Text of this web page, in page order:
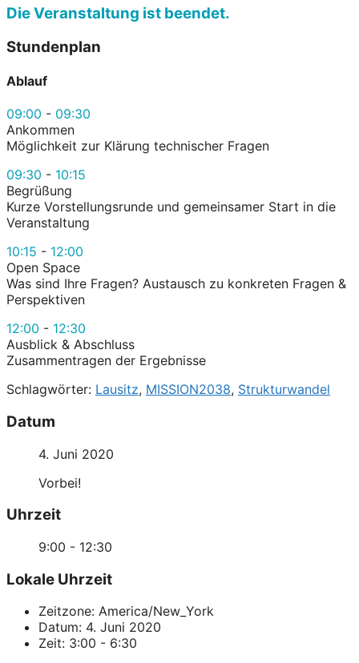
Die Veranstaltung ist beendet.
Stundenplan
Ablauf
09:00 - 09:30
Ankommen
Möglichkeit zur Klärung technischer Fragen
09:30 - 10:15
Begrüßung
Kurze Vorstellungsrunde und gemeinsamer Start in die
Veranstaltung
10:15 - 12:00
Open Space
Was sind Ihre Fragen? Austausch zu konkreten Fragen &
Perspektiven
12:00 - 12:30
Ausblick & Abschluss
Zusammentragen der Ergebnisse
Schlagwörter: Lausitz, MISSION2038, Strukturwandel
Datum
4. Juni 2020
Vorbei!
Uhrzeit
9:00 - 12:30
Lokale Uhrzeit
Zeitzone: America/New_York
Datum: 4. Juni 2020
Zeit: 3:00 - 6:30